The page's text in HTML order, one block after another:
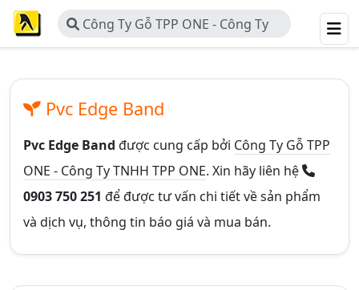
Công Ty Gỗ TPP ONE - Công Ty
TNHH TPP ONE
Pvc Edge Band
Pvc Edge Band được cung cấp bởi Công Ty Gỗ TPP
ONE - Công Ty TNHH TPP ONE. Xin hãy liên hệ
0903 750 251 để được tư vấn chi tiết về sản phẩm
và dịch vụ, thông tin báo giá và mua bán.